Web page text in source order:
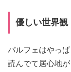
優しい世界観
パルフェはやっ
読んでて居心地